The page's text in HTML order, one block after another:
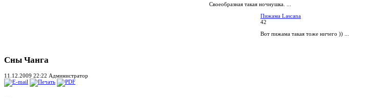
Своеобразная такая ночнушка. ...
Пижама Lascana
42
Вот пижама такая тоже ничего )) ...
Сны Чанга
11.12.2009 22:22 Администратор